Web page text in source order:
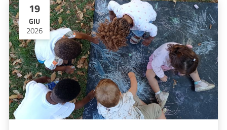
19
GIU
2026